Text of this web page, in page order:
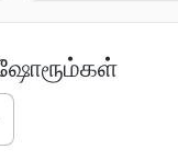
ஷோரூம்கள்